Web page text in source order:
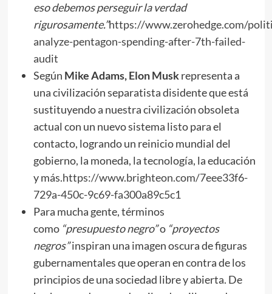
eso debemos perseguir la verdad
rigurosamente.”https://www.zerohedge.com/
analyze-pentagon-spending-after-7th-failed-
audit
Según Mike Adams, Elon Muskrepresenta a
una civilización separatista disidente que está
sustituyendo a nuestra civilización obsoleta
actual con un nuevo sistema listo para el
contacto, logrando un reinicio mundial del
gobierno, la moneda, la tecnología, la educación
y más.https://www.brighteon.com/7eee33f6-
729a-450c-9c69-fa300a89c5c1
Para mucha gente, términos
como “presupuesto negro”o“proyectos
negros”inspiran una imagen oscura de figuras
gubernamentales que operan en contra de los
principios de una sociedad libre y abierta. De